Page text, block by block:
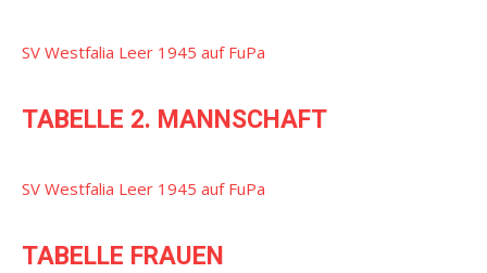
SV Westfalia Leer 1945 auf FuPa
TABELLE 2. MANNSCHAFT
SV Westfalia Leer 1945 auf FuPa
TABELLE FRAUEN